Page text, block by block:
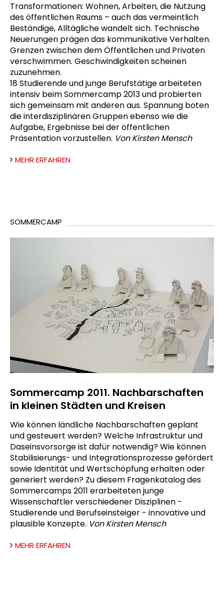
Transformationen: Wohnen, Arbeiten, die Nutzung
des öffentlichen Raums – auch das vermeintlich
Beständige, Alltägliche wandelt sich. Technische
Neuerungen prägen das kommunikative Verhalten.
Grenzen zwischen dem Öffentlichen und Privaten
verschwimmen. Geschwindigkeiten scheinen
zuzunehmen.
18 Studierende und junge Berufstätige arbeiteten
intensiv beim Sommercamp 2013 und probierten
sich gemeinsam mit anderen aus. Spannung boten
die interdisziplinären Gruppen ebenso wie die
Aufgabe, Ergebnisse bei der öffentlichen
Präsentation vorzustellen. Von Kirsten Mensch
MEHR ERFAHREN
SOMMERCAMP
Sommercamp 2011. Nachbarschaften
in kleinen Städten und Kreisen
Wie können ländliche Nachbarschaften geplant
und gesteuert werden? Welche Infrastruktur und
Daseinsvorsorge ist dafür notwendig? Wie können
Stabilisierungs- und Integrationsprozesse gefördert
sowie Identität und Wertschöpfung erhalten oder
generiert werden? Zu diesem Fragenkatalog des
Sommercamps 2011 erarbeiteten junge
Wissenschaftler verschiedener Disziplinen -
Studierende und Berufseinsteiger - innovative und
plausible Konzepte. Von Kirsten Mensch
MEHR ERFAHREN